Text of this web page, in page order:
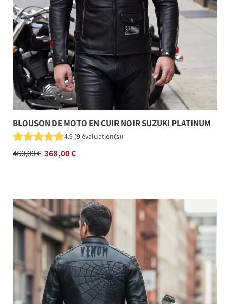
BLOUSON DE MOTO EN CUIR NOIR SUZUKI PLATINUM
4.9 (9évaluation(s))
Prix
460,00 € 368,00 €